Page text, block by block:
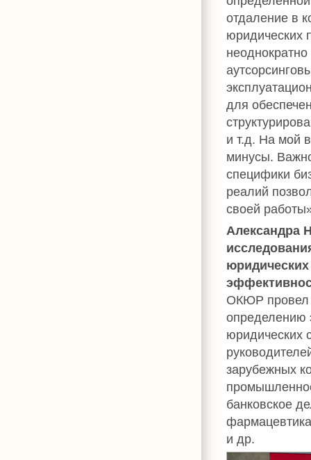
отдаление в
юридических
для
и т.д. На мой
минусы.
специфики
реалий
своей
Александра
ОКЮР провел
определению
юридических
зарубежных
банковское
и др.